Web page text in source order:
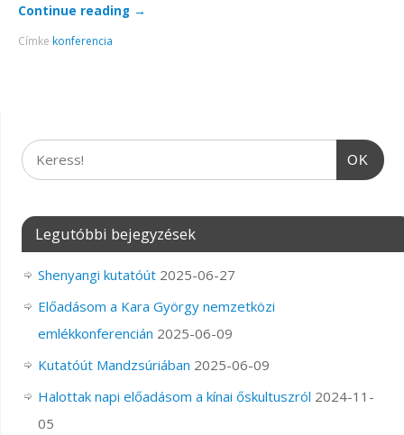
Continue reading →
Címke konferencia
OK
Legutóbbi bejegyzések
Shenyangi kutatóút 2025-06-27
Előadásom a Kara György nemzetközi
emlékkonferencián 2025-06-09
Kutatóút Mandzsúriában 2025-06-09
Halottak napi előadásom a kínai őskultuszról 2024-11-
05